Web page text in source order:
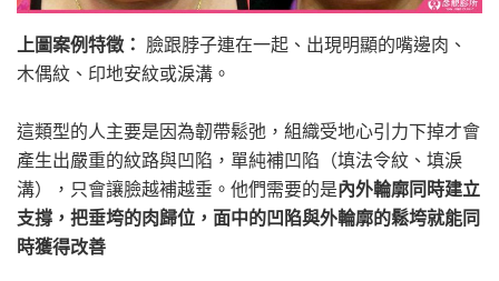
上圖案例特徵： 臉跟脖子連在一起、出現明顯的嘴邊肉、
木偶紋、印地安紋或淚溝。
這類型的人主要是因為韌帶鬆弛，組織受地心引力下掉才會
產生出嚴重的紋路與凹陷，單純補凹陷（填法令紋、填淚
溝），只會讓臉越補越垂。他們需要的是內外輪廓同時建立
支撐，把垂垮的肉歸位，面中的凹陷與外輪廓的鬆垮就能同
時獲得改善